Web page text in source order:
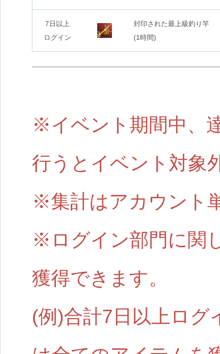
7日以上
ログイン
封印された最上級釣り竿
(1時間)
※イベント期間中、
行うとイベント対象
※集計はアカウント
※ログイン部門に関
獲得できます。
(例)合計7日以上ロ